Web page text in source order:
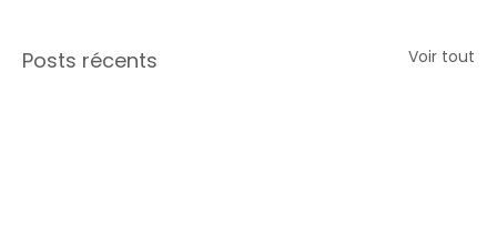
Posts récents Voir tout